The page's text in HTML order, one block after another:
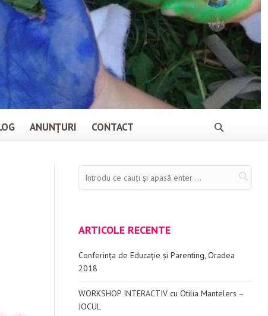
ANUNȚURI CONTACT
ARTICOLE RECENTE
Conferința de Educație și Parenting, Oradea
2018
WORKSHOP INTERACTIV cu Otilia Mantelers –
JOCUL